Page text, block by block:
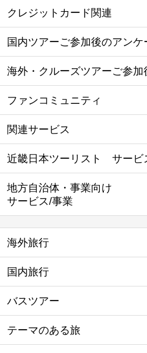
クレジットカード関連
国内ツアーご参加後のアンケ
海外・クルーズツアーご参加
ファンコミュニティ
関連サービス
近畿日本ツーリスト サービ
地方自治体・事業向け
サービス/事業
海外旅行
国内旅行
バスツアー
テーマのある旅